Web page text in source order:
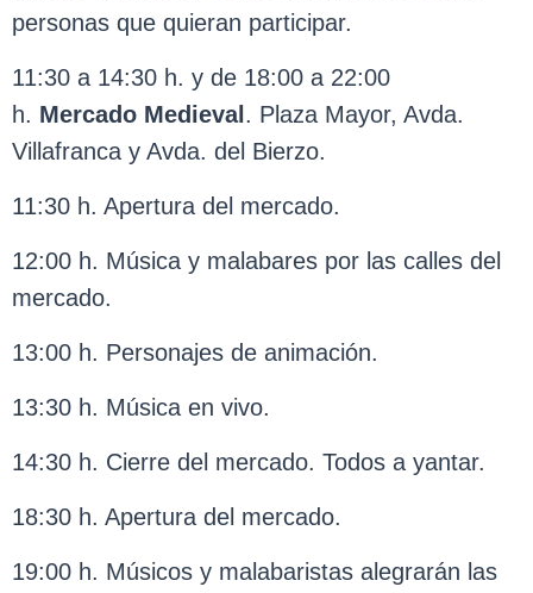
personas que quieran participar.
11:30 a 14:30 h. y de 18:00 a 22:00
h. Mercado Medieval . Plaza Mayor, Avda.
Villafranca y Avda. del Bierzo.
11:30 h. Apertura del mercado.
12:00 h. Música y malabares por las calles del
mercado.
13:00 h. Personajes de animación.
13:30 h. Música en vivo.
14:30 h. Cierre del mercado. Todos a yantar.
18:30 h. Apertura del mercado.
19:00 h. Músicos y malabaristas alegrarán las